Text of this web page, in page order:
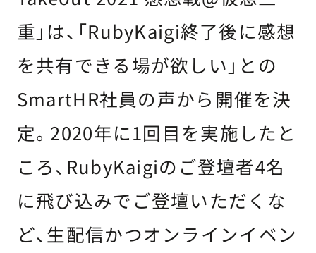
重」は、「RubyKaigi終了後に感想
を共有できる場が欲しい」との
SmartHR社員の声から開催を決
定。2020年に1回目を実施したと
ころ、RubyKaigiのご登壇者4名
に飛び込みでご登壇いただくな
ど、生配信かつオンラインイベン